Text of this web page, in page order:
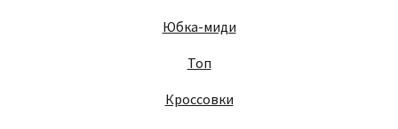
Юбка-миди
Топ
Кроссовки